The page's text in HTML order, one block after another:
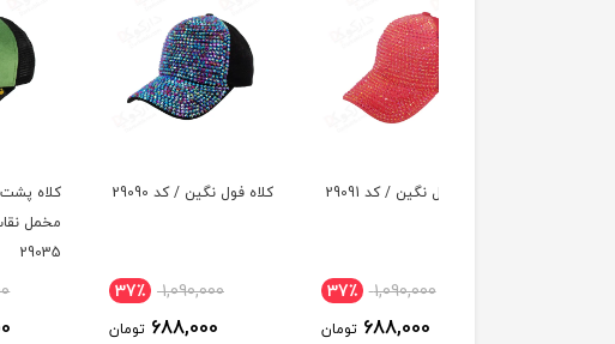
کلاه فول نگین / کد 29090
1,090,000
688,000
کلاه پشت توری مدل
مخمل نقاب گلدوزی / کد
638,000
575,000